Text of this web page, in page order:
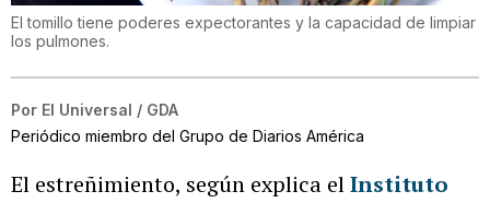
El tomillo tiene poderes expectorantes y la capacidad de limpiar
los pulmones.
Por El Universal / GDA
Periódico miembro del Grupo de Diarios América
El estreñimiento, según explica elInstituto